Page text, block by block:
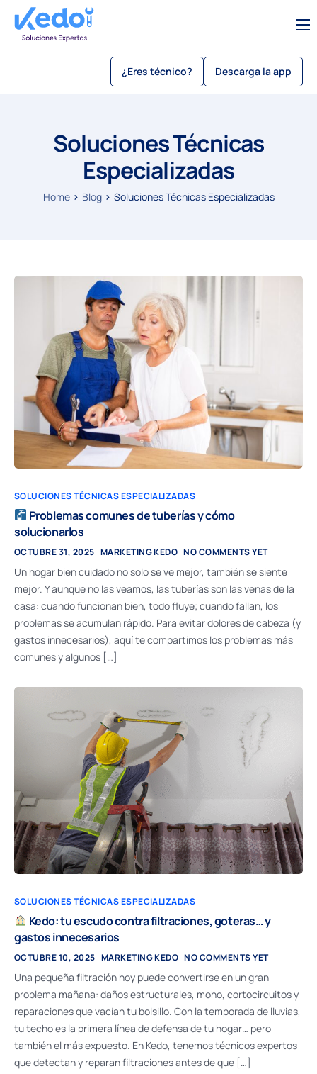
Como usar kedo app
Sé un técnico
Beneficios
¿Eres técnico? Descarga la app
Soluciones Técnicas
Especializadas
Home Blog Soluciones Técnicas Especializadas
SOLUCIONES TÉCNICAS ESPECIALIZADAS
Problemas comunes de tuberías y cómo
solucionarlos
OCTUBRE 31, 2025 MARKETING KEDO NO COMMENTS YET
Un hogar bien cuidado no solo se ve mejor, también se siente
mejor. Y aunque no las veamos, las tuberías son las venas de la
casa: cuando funcionan bien, todo fluye; cuando fallan, los
problemas se acumulan rápido. Para evitar dolores de cabeza (y
gastos innecesarios), aquí te compartimos los problemas más
comunes y algunos […]
SOLUCIONES TÉCNICAS ESPECIALIZADAS
Kedo: tu escudo contra filtraciones, goteras… y
gastos innecesarios
OCTUBRE 10, 2025 MARKETING KEDO NO COMMENTS YET
Una pequeña filtración hoy puede convertirse en un gran
problema mañana: daños estructurales, moho, cortocircuitos y
reparaciones que vacían tu bolsillo. Con la temporada de lluvias,
tu techo es la primera línea de defensa de tu hogar… pero
también el más expuesto. En Kedo, tenemos técnicos expertos
que detectan y reparan filtraciones antes de que […]